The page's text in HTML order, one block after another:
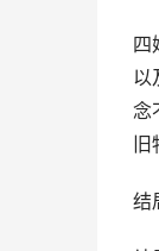
四
以
念
结